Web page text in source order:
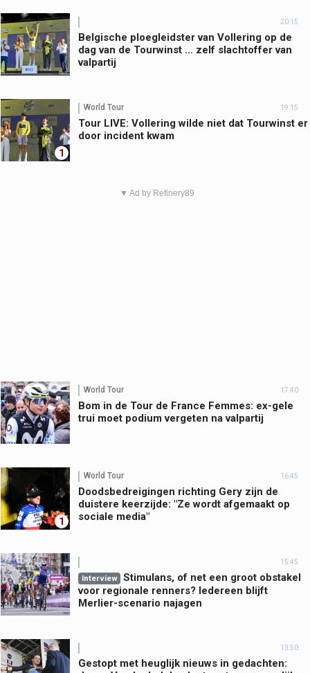
20:15
Belgische ploegleidster van Vollering op de
dag van de Tourwinst ... zelf slachtoffer van
valpartij
1
World Tour 19:15
Tour LIVE: Vollering wilde niet dat Tourwinst er
door incident kwam
▼ Ad by Refinery89
World Tour 17:40
Bom in de Tour de France Femmes: ex-gele
trui moet podium vergeten na valpartij
1
World Tour 16:45
Doodsbedreigingen richting Gery zijn de
duistere keerzijde: "Ze wordt afgemaakt op
sociale media"
15:45
Interview
Stimulans, of net een groot obstakel
voor regionale renners? Iedereen blijft
Merlier-scenario najagen
13:50
Gestopt met heuglijk nieuws in gedachten: